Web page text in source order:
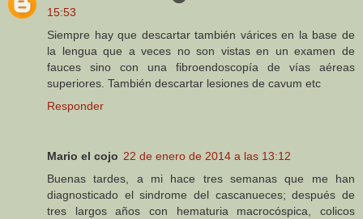
15:53
Siempre hay que descartar también várices en la base de
la lengua que a veces no son vistas en un examen de
fauces sino con una fibroendoscopía de vías aéreas
superiores. También descartar lesiones de cavum etc
Responder
Mario el cojo 22 de enero de 2014 a las 13:12
Buenas tardes, a mi hace tres semanas que me han
diagnosticado el sindrome del cascanueces; después de
tres largos años con hematuria macrocóspica, colicos